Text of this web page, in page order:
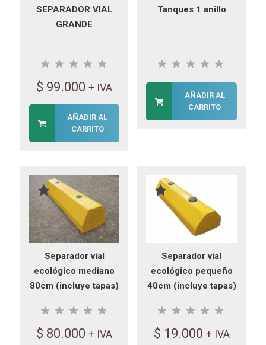
SEPARADOR VIAL
GRANDE
$ 99.000 + IVA
AÑADIR AL
CARRITO
Tanques 1 anillo
AÑADIR AL
CARRITO
Separador vial
ecológico mediano
80cm (incluye tapas)
$ 80.000 + IVA
Separador vial
ecológico pequeño
40cm (incluye tapas)
$ 19.000 + IVA